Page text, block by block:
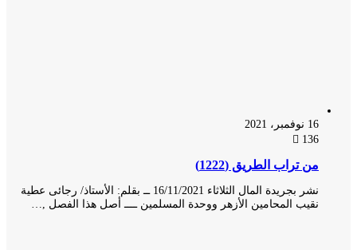
من تراب الطريق (1222)
نشر بجريدة المال الثلاثاء 16/11/2021 ــ بقلم: الأستاذ/ رجائى عطية
نقيب المحامين الأزهر ووحدة المسلمين ــــ أصل هذا الفصل ,…